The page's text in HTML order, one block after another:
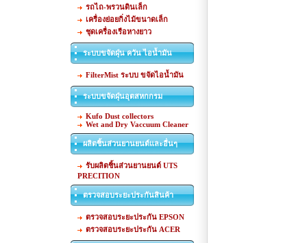
รถไถ-พรวนดินเล็ก
เครื่องย่อยกิ่งไม้ขนาดเล็ก
ชุดเครื่องเรือหางยาว
ระบบขจัดฝุ่น ควัน ไอน้ำมัน
FilterMist ระบบ ขจัดไอน้ำมัน
ระบบขจัดฝุ่นอุตสหกกรม
Kufo Dust collectors
Wet and Dry Vaccuum Cleaner
ผลิตชิ้นส่วนยานยนต์และอื่นๆ
รับผลิตชิ้นส่วนยานยนต์ UTS
PRECITION
ตรวจสอบระยะประกันสินค้า
ตรวจสอบระยะประกัน EPSON
ตรวจสอบระยะประกัน ACER